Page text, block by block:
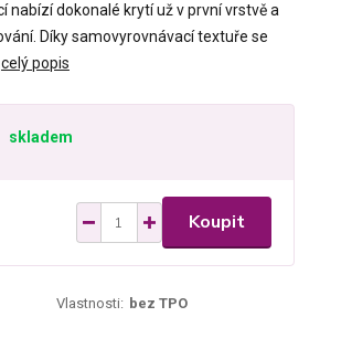
nabízí dokonalé krytí už v první vrstvě a
Díky samovyrovnávací textuře se
celý popis
skladem
Koupit
Vlastnosti: bez TPO